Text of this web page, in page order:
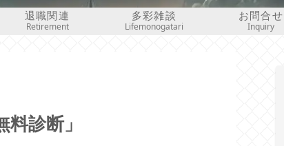
退職関連
Retirement
多彩雑談
Lifemonogatari
お問合せ
Inquiry
診断」